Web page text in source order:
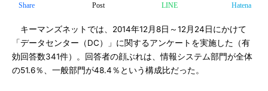
Share Post LINE Hatena
キーマンズネットでは、2014年12月8日～12月24日にかけて
「データセンター（DC）」に関するアンケートを実施した（有
効回答数341件）。回答者の顔ぶれは、情報システム部門が全体
の51.6％、一般部門が48.4％という構成比だった。